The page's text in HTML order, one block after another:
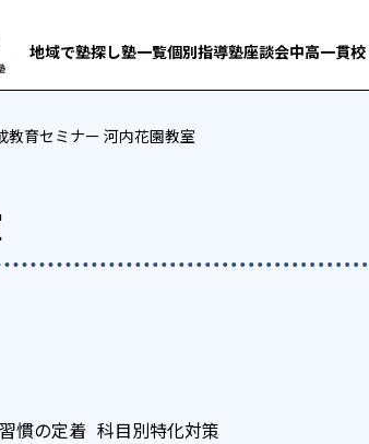
地域で塾探し塾一覧個別指導塾座談会中高一貫
教育セミナー 河内花園教室
慣の定着 科目別特化対策